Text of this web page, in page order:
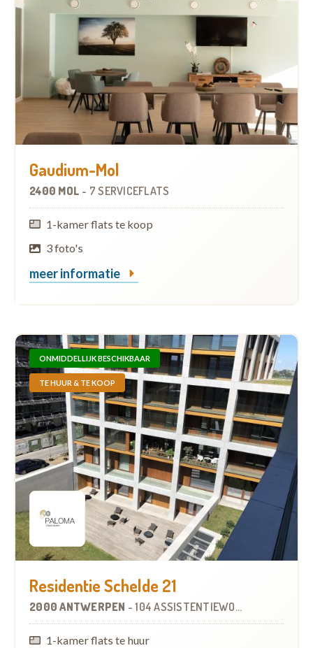
Gaudium-Mol
2400 MOL - 7 SERVICEFLATS
1-kamer flats te koop
3 foto's
meer informatie
ONMIDDELLIJK BESCHIKBAAR
TE HUUR & TE KOOP
Residentie Schelde 21
2000 ANTWERPEN -104 ASSISTENTIEWONINGEN
1-kamer flats te huur